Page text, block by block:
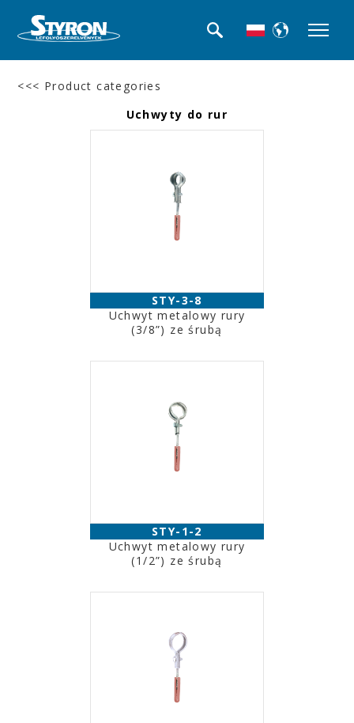
<<< Product categories
Uchwyty do rur
STY-3-8
Uchwyt metalowy rury
(3/8”) ze śrubą
STY-1-2
Uchwyt metalowy rury
(1/2”) ze śrubą